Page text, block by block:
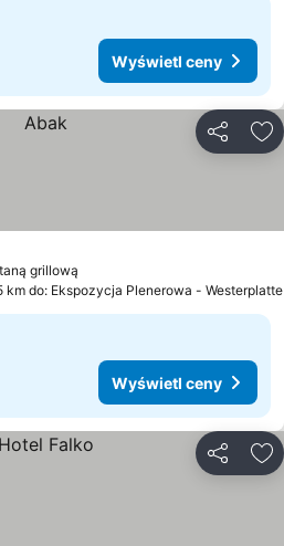
Wyświetl ceny
grillową
km do: Ekspozycja Plenerowa - Westerplatte
Wyświetl ceny